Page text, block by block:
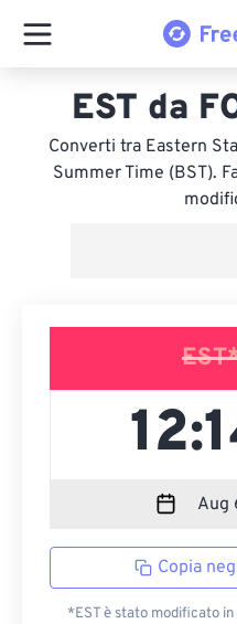
EST da
Converti tra Eastern
Summer Time (BST).
Copia
*EST è stato modificato